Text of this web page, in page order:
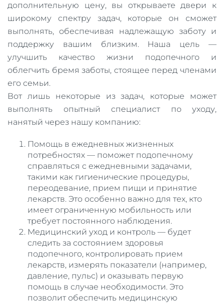
дополнительную цену, вы открываете двери к
широкому спектру задач, которые он сможет
выполнять, обеспечивая надлежащую заботу и
поддержку вашим близким. Наша цель —
улучшить качество жизни подопечного и
облегчить бремя заботы, стоящее перед членами
его семьи.
Вот лишь некоторые из задач, которые может
выполнять опытный специалист по уходу,
нанятый через нашу компанию:
Помощь в ежедневных жизненных
потребностях — поможет подопечному
справляться с ежедневными задачами,
такими как гигиенические процедуры,
переодевание, прием пищи и принятие
лекарств. Это особенно важно для тех, кто
имеет ограниченную мобильность или
требует постоянного наблюдения.
Медицинский уход и контроль — будет
следить за состоянием здоровья
подопечного, контролировать прием
лекарств, измерять показатели (например,
давление, пульс) и оказывать первую
помощь в случае необходимости. Это
позволит обеспечить медицинскую